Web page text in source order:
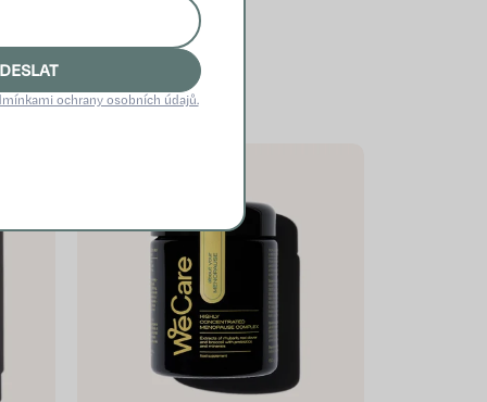
ochrany osobních údajů.